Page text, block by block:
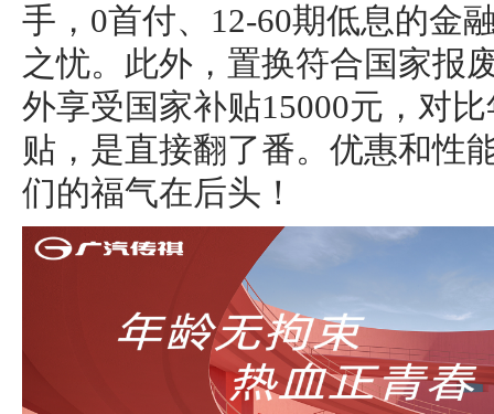
手，0首付、12-60期低息的金
之忧。此外，置换符合国家报
外享受国家补贴15000元，对
贴，是直接翻了番。优惠和性
们的福气在后头！